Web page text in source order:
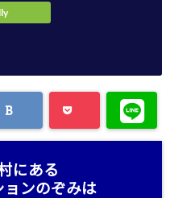
にある
ョンのぞみは